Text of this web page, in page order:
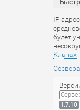
IP
будет
Кланах
1.7.10